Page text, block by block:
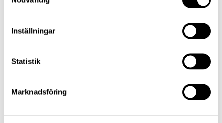
Inställningar
Statistik
Marknadsföring
kommer heller inte att rasa till botten i en nedgång.
Det är en strategi som historiskt skapat god
*Från fondens startdatum 2019-11-07 till och med